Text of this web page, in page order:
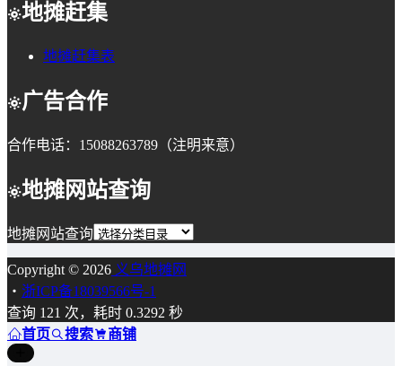
地摊赶集
地摊赶集表
广告合作
合作电话：15088263789（注明来意）
地摊网站查询
地摊网站查询
Copyright © 2026 义乌地摊网
・ 浙ICP备18039566号-1
查询 121 次，耗时 0.3292 秒
首页
搜索 商铺